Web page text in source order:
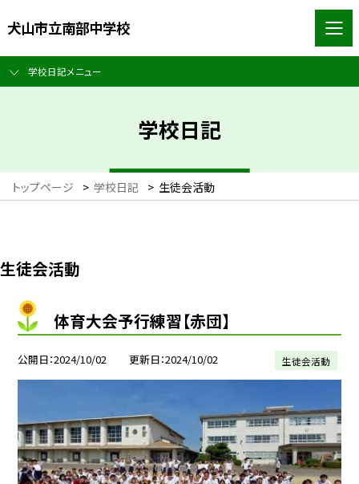
犬山市立南部中学校
学校日記メニュー
学校日記
トップページ > 学校日記 > 生徒会活動
生徒会活動
体育大会予行練習【赤団】
公開日 2024/10/02 更新日 2024/10/02 生徒会活動